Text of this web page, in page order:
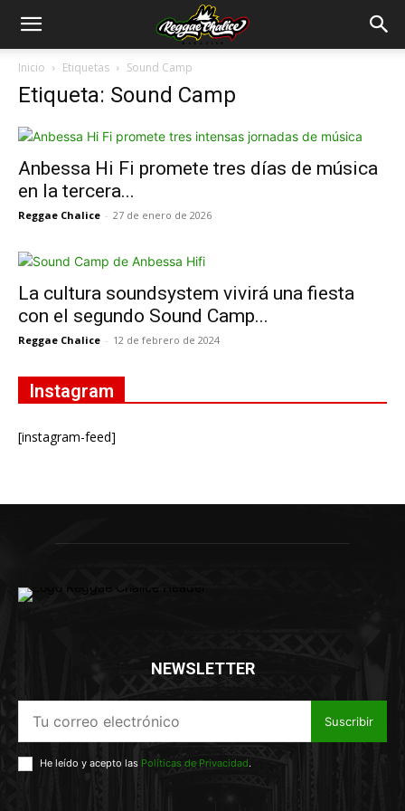
Inicio Etiquetas Sound Camp
Etiqueta: Sound Camp
Anbessa Hi Fi promete tres días de música
en la tercera...
Reggae Chalice - 27 de enero de 2026
La cultura soundsystem vivirá una fiesta
con el segundo Sound Camp...
Reggae Chalice - 12 de febrero de 2024
Instagram
[instagram-feed]
NEWSLETTER
Suscribir
He leído y acepto las Políticas de Privacidad.